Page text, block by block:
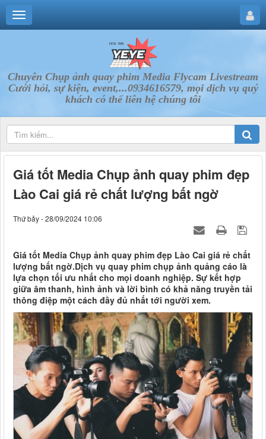
Chuyên Chụp ảnh quay phim Media Flycam Livestream
Cưới hỏi, sự kiện, event,...0934616579, mọi dịch vụ quý
khách có thể liên hệ chúng tôi
Giá tốt Media Chụp ảnh quay phim đẹp
Lào Cai giá rẻ chất lượng bất ngờ
Thứ bảy - 28/09/2024 10:06
Giá tốt Media Chụp ảnh quay phim đẹp Lào Cai giá rẻ chất
lượng bất ngờ.Dịch vụ quay phim chụp ảnh quảng cáo là
lựa chọn tối ưu nhất cho mọi doanh nghiệp. Sự kết hợp
giữa âm thanh, hình ảnh và lời bình có khả năng truyền tải
thông điệp một cách đầy đủ nhất tới người xem.